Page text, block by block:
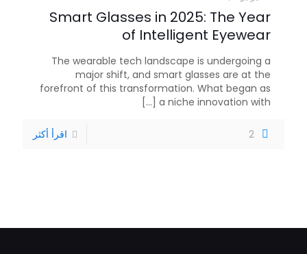
Smart Glasses in 2025: The Year
of Intelligent Eyewear
The wearable tech landscape is undergoing a
major shift, and smart glasses are at the
forefront of this transformation. What began as
a niche innovation with
[...]
2 اقرأ أكثر